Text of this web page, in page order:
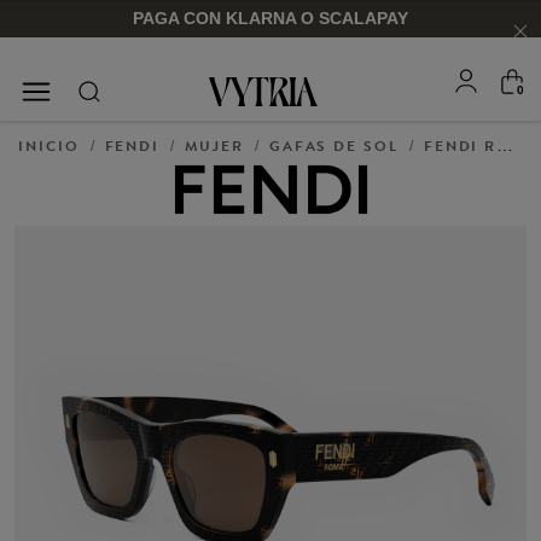
PAGA CON KLARNA O SCALAPAY
GAFAS DE SOL
PARA ÉL
COMPRAR AHORA
PARA ELLA
COMPRAR AHORA
MONTURAS
PARA ÉL
COMPRAR AHORA
PARA ELLA
COMPRAR AHORA
0
INICIO / FENDI / MUJER / GAFAS DE SOL / FENDI ROMA